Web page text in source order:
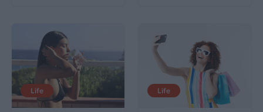
Life Life